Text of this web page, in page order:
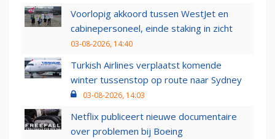
Voorlopig akkoord tussen WestJet en
cabinepersoneel, einde staking in zicht
03-08-2026, 14:40
Turkish Airlines verplaatst komende
winter tussenstop op route naar Sydney
03-08-2026, 14:03
Netflix publiceert nieuwe documentaire
over problemen bij Boeing